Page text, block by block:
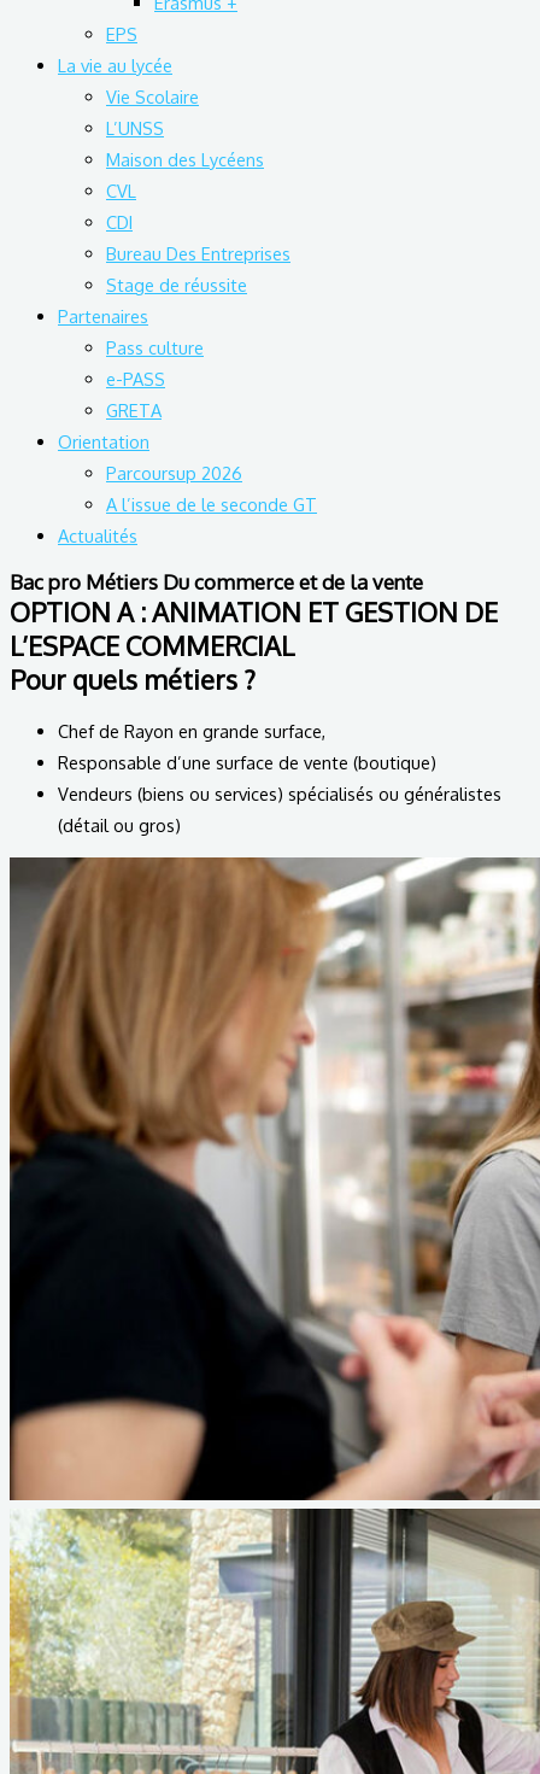
EPS
La vie au lycée
Vie Scolaire
L’UNSS
Maison des Lycéens
CVL
CDI
Bureau Des Entreprises
Stage de réussite
Partenaires
Pass culture
e-PASS
GRETA
Orientation
Parcoursup 2026
A l’issue de le seconde GT
Actualités
Bac pro Métiers Du commerce et de la vente
OPTION A : ANIMATION ET GESTION DE
L’ESPACE COMMERCIAL
Pour quels métiers ?
Chef de Rayon en grande surface,
Responsable d’une surface de vente (boutique)
Vendeurs (biens ou services) spécialisés ou généralistes
(détail ou gros)